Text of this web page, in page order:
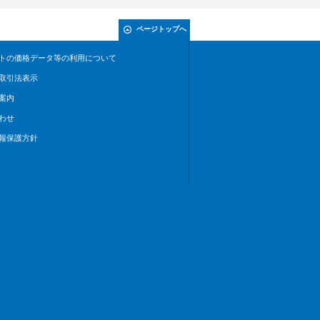
ページトップへ
の価格データ等の利用について
引法表示
内
せ
保護方針